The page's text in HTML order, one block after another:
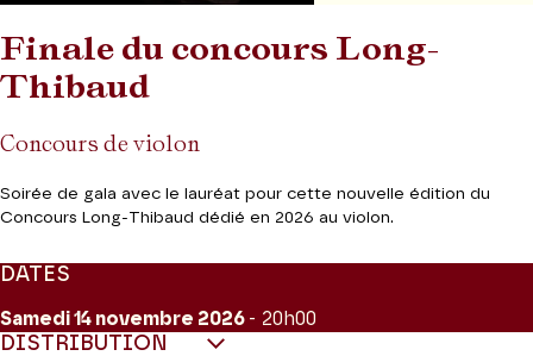
Finale du concours Long-
Thibaud
Concours de violon
Soirée de gala avec le lauréat pour cette nouvelle édition du
Concours Long-Thibaud dédié en 2026 au violon.
DATES
Samedi 14 novembre 2026 - 20h00
DISTRIBUTION